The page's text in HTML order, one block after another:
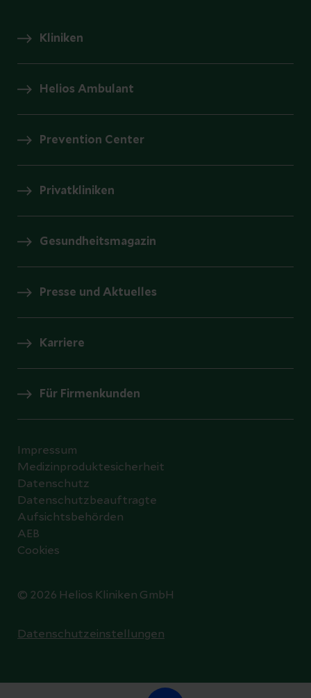
Kliniken
Helios Ambulant
Prevention Center
Privatkliniken
Gesundheitsmagazin
Presse und Aktuelles
Karriere
Für Firmenkunden
© 2026 Helios Kliniken GmbH
Impressum
Medizinproduktesicherheit
Datenschutz
Datenschutzbeauftragte
Aufsichtsbehörden
AEB
Cookies
Datenschutzeinstellungen